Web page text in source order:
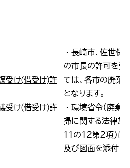
受け(借受け)許
受け(借受け)許
・長崎市、佐世保
の市長の許可を受
ては、各市の廃棄
となります。
・環境省令（廃棄
掃に関する法律施
１１の１２第２項）
及び図面を添付し